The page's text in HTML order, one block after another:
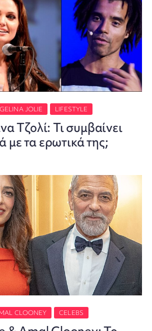
JOLIE LIFESTYLE
Τζολί: Τι συμβαίνει
με τα ερωτικά της;
CLOONEY CELEBS